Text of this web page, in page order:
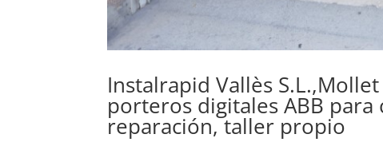
Instalrapid Vallès
porteros digitales ABB
reparación, taller propio